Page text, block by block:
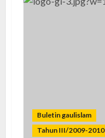
Buletin gaulislam
Tahun III/2009-2010